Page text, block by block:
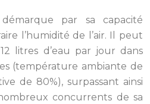
par sa capacité
l’humidité de l’air. Il peut
litres d’eau par jour dans
(température ambiante de
de 80%), surpassant ainsi
concurrents de sa